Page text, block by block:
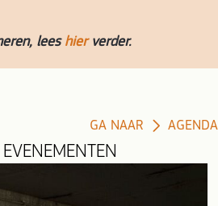
lees hierverder.
GA NAAR AGENDA
EVENEMENTEN